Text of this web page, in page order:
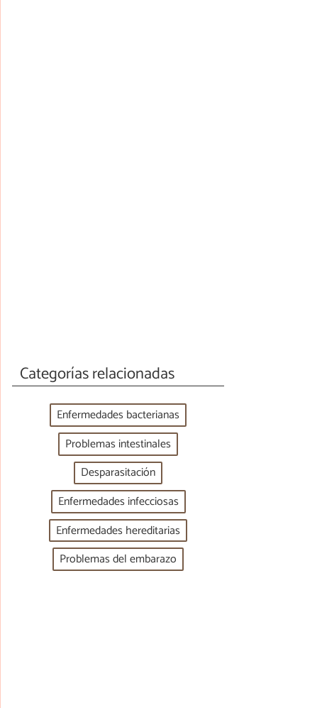
Categorías relacionadas
Enfermedades bacterianas
Problemas intestinales
Desparasitación
Enfermedades infecciosas
Enfermedades hereditarias
Problemas del embarazo